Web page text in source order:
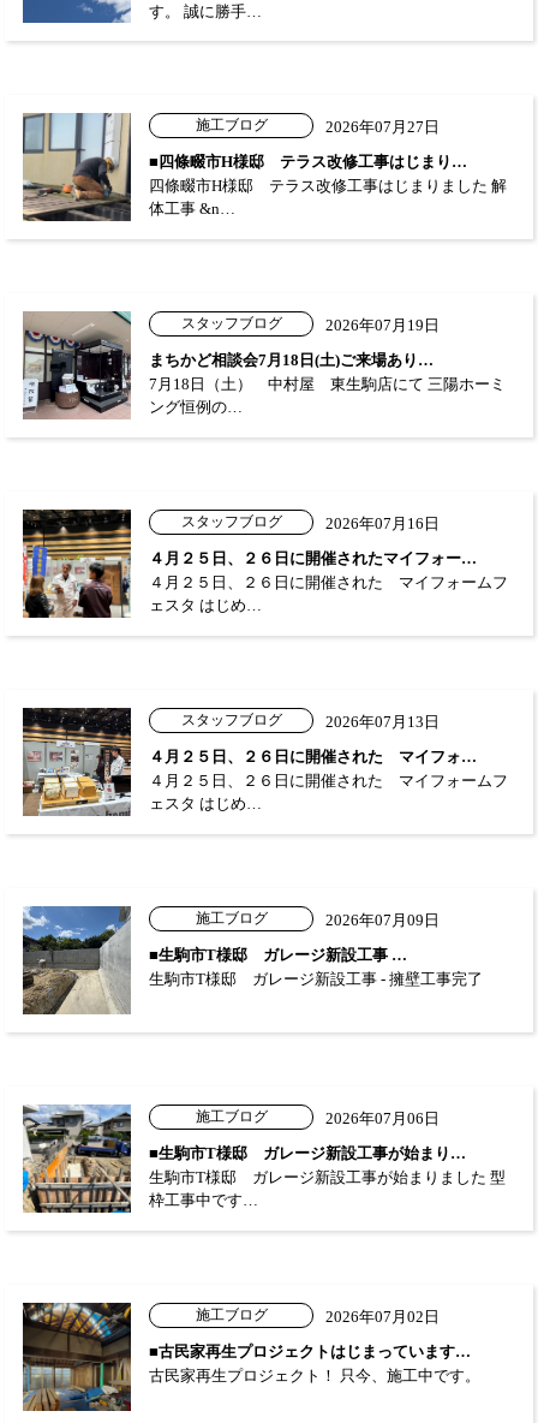
す。 誠に勝手…
施工ブログ
2026年07月27日
■四條畷市H様邸 テラス改修工事はじまり…
四條畷市H様邸 テラス改修工事はじまりました 解
体工事 &n…
スタッフブログ
2026年07月19日
まちかど相談会7月18日(土)ご来場あり…
7月18日（土） 中村屋 東生駒店にて 三陽ホーミ
ング恒例の…
スタッフブログ
2026年07月16日
４月２５日、２６日に開催されたマイフォー…
４月２５日、２６日に開催された マイフォームフ
ェスタ はじめ…
スタッフブログ
2026年07月13日
４月２５日、２６日に開催された マイフォ…
４月２５日、２６日に開催された マイフォームフ
ェスタ はじめ…
施工ブログ
2026年07月09日
■生駒市T様邸 ガレージ新設工事 …
生駒市T様邸 ガレージ新設工事 - 擁壁工事完了
施工ブログ
2026年07月06日
■生駒市T様邸 ガレージ新設工事が始まり…
生駒市T様邸 ガレージ新設工事が始まりました 型
枠工事中です…
施工ブログ
2026年07月02日
■古民家再生プロジェクトはじまっています…
古民家再生プロジェクト！ 只今、施工中です。